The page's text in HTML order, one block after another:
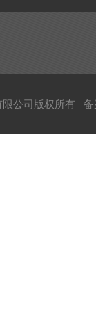
限公司版权所有 备